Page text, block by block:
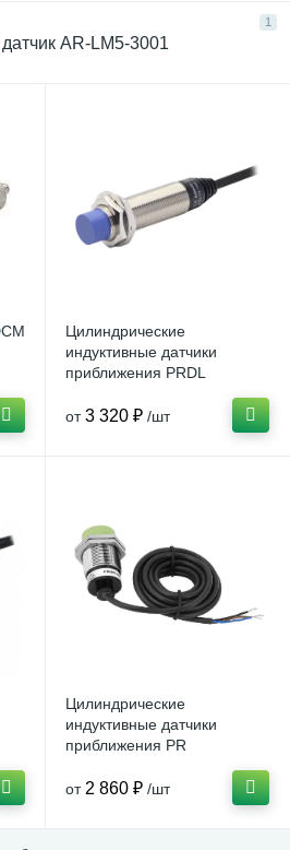
1
AR-LM5-3001
Цилиндрические
индуктивные датчики
приближения PRDL
от 3 320 ₽ /шт
Цилиндрические
индуктивные датчики
приближения PR
от 2 860 ₽ /шт